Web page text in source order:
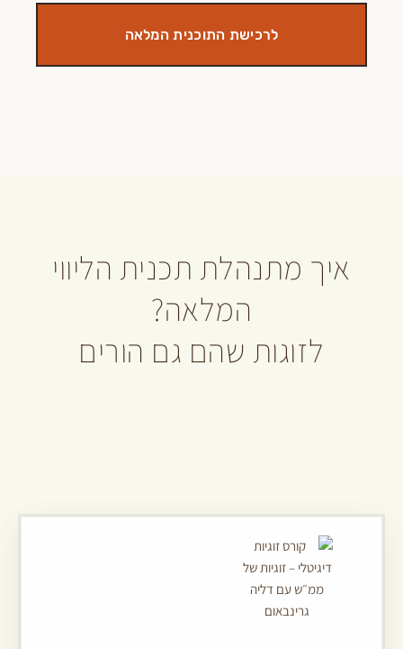
לרכישת התוכנית המלאה
מתנהלת תכנית הליווי
המלאה?
שהם גם הורים